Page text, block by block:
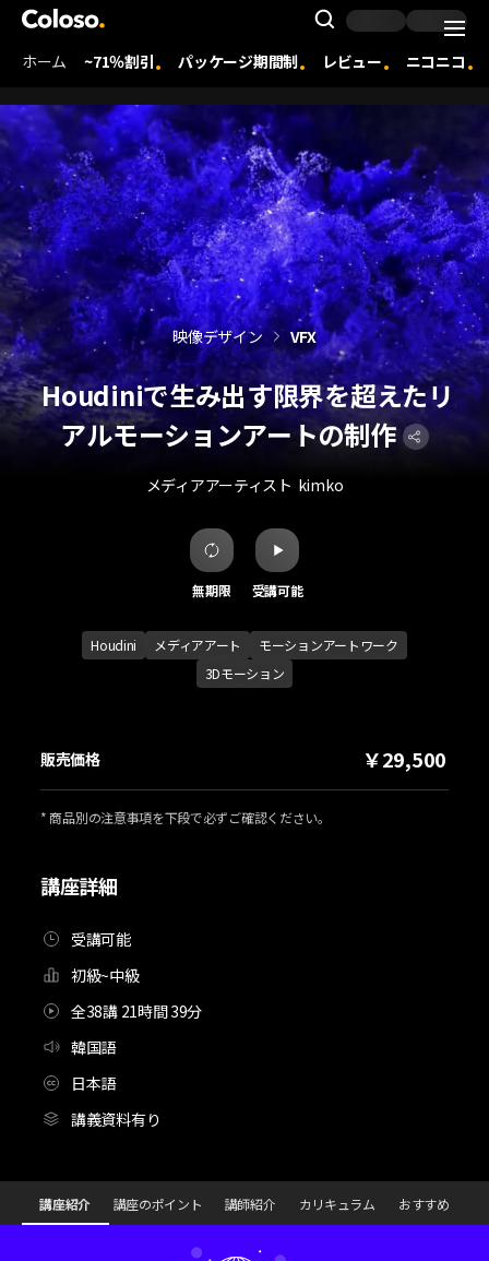
Coloso. | コロソ.
Search
Coloso Menu
ホーム ~71％割引 パッケージ期間制 レビュー ニコニコ
Houdiniで生み出す限界を超えたリ
アルモーションアートの制作
メディアアーティスト kimko
映像デザイン VFX
無期限 受講可能
Houdini メディアアート
モーションアートワーク
3Dモーション
講座詳細
受講可能
初級~中級
全38講 21時間 39分
韓国語
日本語
講義資料有り
販売価格 ￥29,500
* 商品別の注意事項を下段で必ずご確認ください。
[Course]メディアアーティスト,kimko_KR Details
Configuration Information Shortcuts
講座紹介 講座のポイント 講師紹介 カリキュラム おすすめ